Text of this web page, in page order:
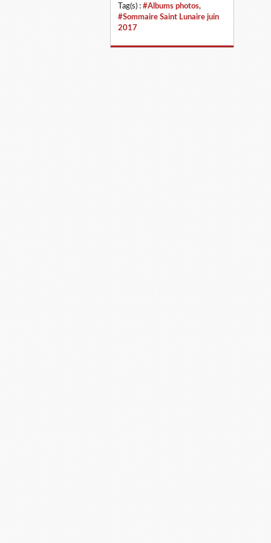
Tag(s) : #Albums photos,
#Sommaire Saint Lunaire juin
2017